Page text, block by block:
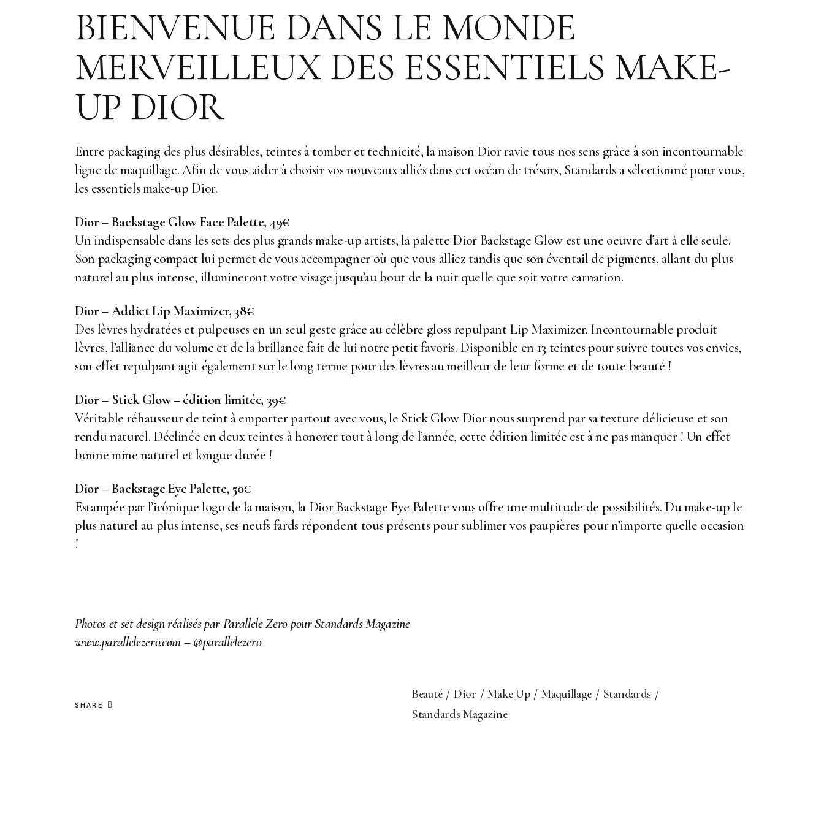
BIENVENUE DANS LE MONDE
MERVEILLEUX DES ESSENTIELS MAKE-
UP DIOR
Entre packaging des plus désirables, teintes à tomber et technicité, la maison Dior ravie tous nos sens grâce à son incontournable
ligne de maquillage. Afin de vous aider à choisir vos nouveaux alliés dans cet océan de trésors, Standards a sélectionné pour vous,
les essentiels make-up Dior.
Dior – Backstage Glow Face Palette, 49€
Un indispensable dans les sets des plus grands make-up artists, la palette Dior Backstage Glow est une oeuvre d’art à elle seule.
Son packaging compact lui permet de vous accompagner où que vous alliez tandis que son éventail de pigments, allant du plus
naturel au plus intense, illumineront votre visage jusqu’au bout de la nuit quelle que soit votre carnation.
Dior – Addict Lip Maximizer, 38€
Des lèvres hydratées et pulpeuses en un seul geste grâce au célèbre gloss repulpant Lip Maximizer. Incontournable produit
lèvres, l’alliance du volume et de la brillance fait de lui notre petit favoris. Disponible en 13 teintes pour suivre toutes vos envies,
son effet repulpant agit également sur le long terme pour des lèvres au meilleur de leur forme et de toute beauté !
Dior – Stick Glow – édition limitée, 39€
Véritable réhausseur de teint à emporter partout avec vous, le Stick Glow Dior nous surprend par sa texture délicieuse et son
rendu naturel. Déclinée en deux teintes à honorer tout à long de l’année, cette édition limitée est à ne pas manquer ! Un effet
bonne mine naturel et longue durée !
Dior – Backstage Eye Palette, 50€
Estampée par l’icônique logo de la maison, la Dior Backstage Eye Palette vous offre une multitude de possibilités. Du make-up le
plus naturel au plus intense, ses neufs fards répondent tous présents pour sublimer vos paupières pour n’importe quelle occasion
!
Photos et set design réalisés par Parallele Zero pour Standards Magazine
www.parallelezero.com–@parallelezero
SHARE
Beauté Dior Make Up Maquillage
Standards
Standards Magazine